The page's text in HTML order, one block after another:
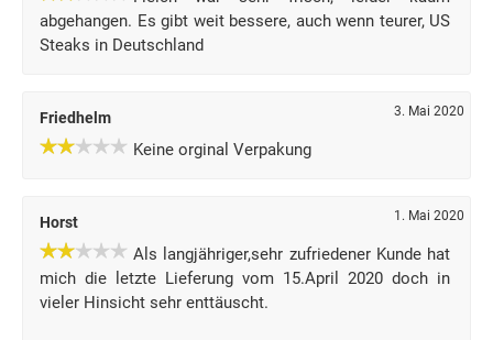
abgehangen. Es gibt weit bessere, auch wenn teurer, US
Steaks in Deutschland
Friedhelm 3. Mai 2020
Keine orginal Verpakung
Horst 1. Mai 2020
Als langjähriger,sehr zufriedener Kunde hat
mich die letzte Lieferung vom 15.April 2020 doch in
vieler Hinsicht sehr enttäuscht.